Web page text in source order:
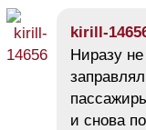
kirill-
Ниразу
и снова